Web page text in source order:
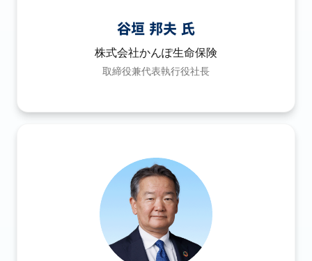
谷垣 邦夫 氏
株式会社かんぽ生命保険
取締役兼代表執行役社長